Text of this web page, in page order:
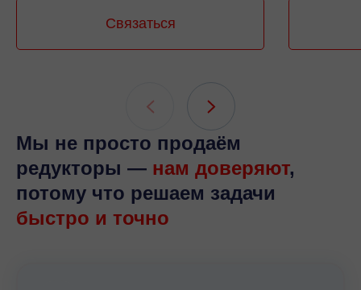
Связаться
Мы не просто продаём
редукторы — нам доверяют,
потому что решаем задачи
быстро и точно